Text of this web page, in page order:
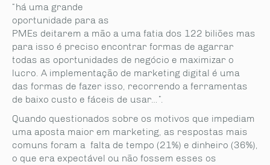
“há uma grande
oportunidade para as
PMEs deitarem a mão a uma fatia dos 122 biliões mas
para isso é preciso encontrar formas de agarrar
todas as oportunidades de negócio e maximizar o
lucro. A implementação de marketing digital é uma
das formas de fazer isso, recorrendo a ferramentas
de baixo custo e fáceis de usar…”.
Quando questionados sobre os motivos que impediam
uma aposta maior em marketing, as respostas mais
comuns foram a falta de tempo (21%) e dinheiro (36%),
o que era expectável ou não fossem esses os